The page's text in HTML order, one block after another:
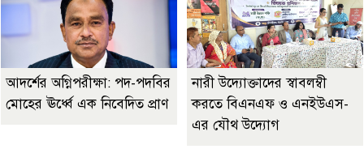
আদর্শের অগ্নিপরীক্ষা: পদ-পদবির
মোহের ঊর্ধ্বে এক নিবেদিত প্রাণ
নারী উদ্যোক্তাদের স্বাবলম্বী
করতে বিএনএফ ও এনইউএস-
এর যৌথ উদ্যোগ